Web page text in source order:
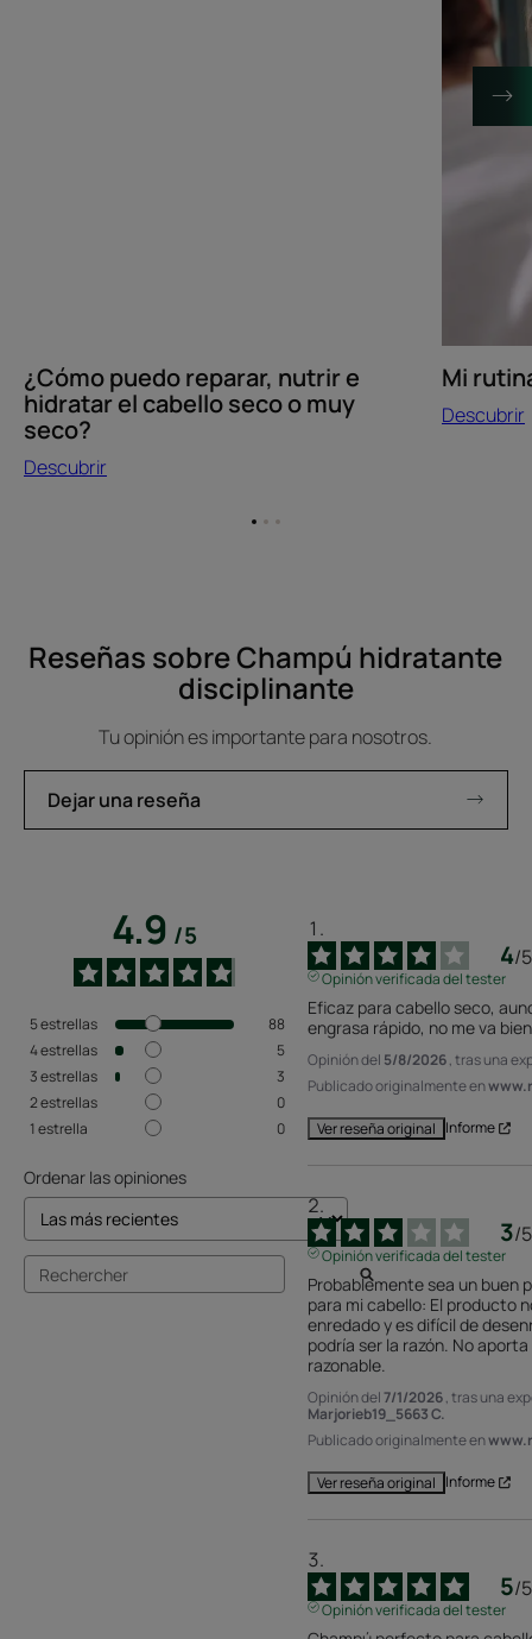
¿Cómo puedo reparar, nutrir e
hidratar el cabello seco o muy
seco?
Descubrir
Mi
Descubrir
IrIrIr
Reseñas sobre Champú hidratante
disciplinante
Tu opinión es importante para nosotros.
Dejar una reseña
4.9/5
5estrellas
88
4estrellas
5
3estrellas
3
2estrellas
0
1estrella 0
Ordenar las opiniones
4/5
Opinión verificada del tester
Eficaz para cabello seco,
engrasa rápido, no me va
Opinión del 5/8/2026, tras una
Publicado originalmente en
Ver reseña original Informe
3/5
Opinión verificada del tester
Probablemente sea un buen
para mi cabello: El producto
enredado y es difícil de
podría ser la razón. No
razonable.
Opinión del7/1/2026, tras una
Marjorieb19_5663 C.
Publicado originalmente en
Ver reseña original Informe
5/5
Opinión verificada del tester